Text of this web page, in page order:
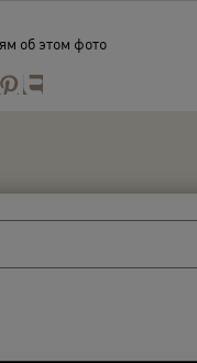
об этом фото